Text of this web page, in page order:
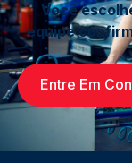
Você
equipe
Entre Em